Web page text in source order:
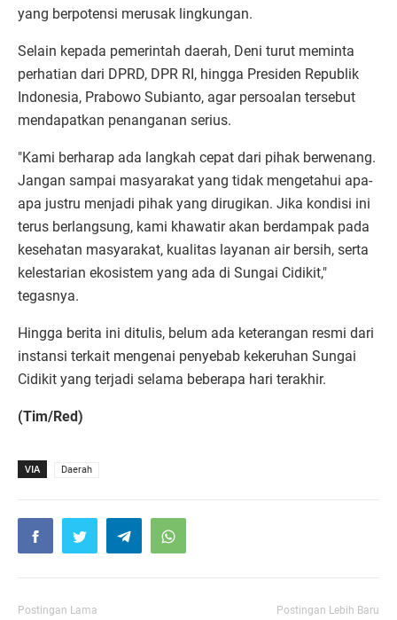
yang berpotensi merusak lingkungan.
Selain kepada pemerintah daerah, Deni turut meminta
perhatian dari DPRD, DPR RI, hingga Presiden Republik
Indonesia, Prabowo Subianto, agar persoalan tersebut
mendapatkan penanganan serius.
"Kami berharap ada langkah cepat dari pihak berwenang.
Jangan sampai masyarakat yang tidak mengetahui apa-
apa justru menjadi pihak yang dirugikan. Jika kondisi ini
terus berlangsung, kami khawatir akan berdampak pada
kesehatan masyarakat, kualitas layanan air bersih, serta
kelestarian ekosistem yang ada di Sungai Cidikit,"
tegasnya.
Hingga berita ini ditulis, belum ada keterangan resmi dari
instansi terkait mengenai penyebab kekeruhan Sungai
Cidikit yang terjadi selama beberapa hari terakhir.
(Tim/Red)
VIA Daerah
Postingan Lama Postingan Lebih Baru